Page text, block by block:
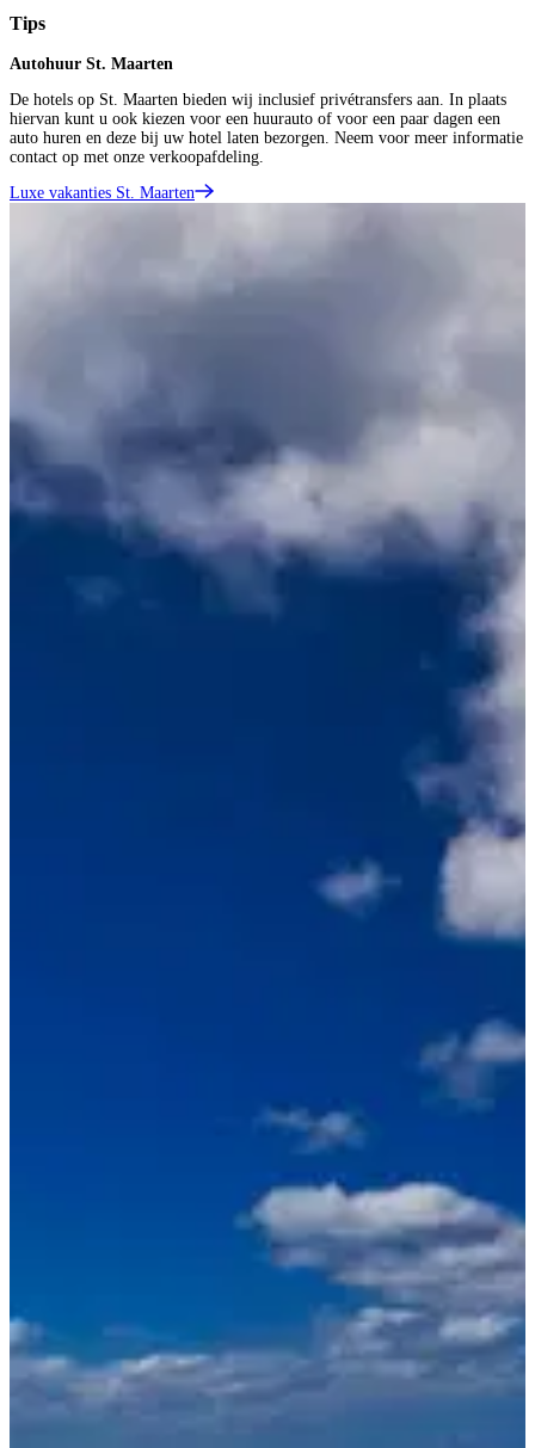
Tips
Autohuur St. Maarten
De hotels op St. Maarten bieden wij inclusief privétransfers aan. In plaats
hiervan kunt u ook kiezen voor een huurauto of voor een paar dagen een
auto huren en deze bij uw hotel laten bezorgen. Neem voor meer informatie
contact op met onze verkoopafdeling.
Luxe vakanties St. Maarten